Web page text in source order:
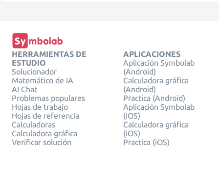
HERRAMIENTAS DE
ESTUDIO
Solucionador
Matemático de IA
AI Chat
Problemas populares
Hojas de trabajo
Hojas de referencia
Calculadoras
Calculadora gráfica
Verificar solución
APLICACIONES
Aplicación Symbolab
(Android)
Calculadora gráfica
(Android)
Practica (Android)
Aplicación Symbolab
(iOS)
Calculadora gráfica
(iOS)
Practica (iOS)